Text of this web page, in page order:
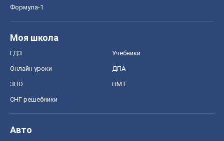
Формула-1
Моя школа
ГДЗ Учебники
Онлайн уроки ДПА
ЗНО НМТ
СНГ решебники
Авто